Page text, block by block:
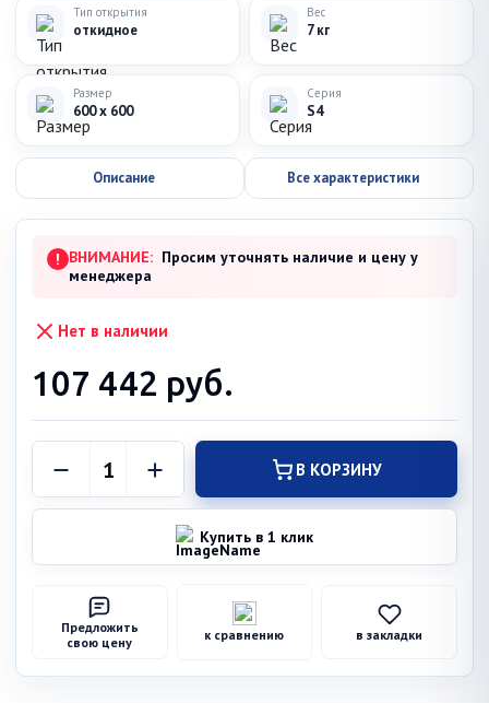
Тип открытия
откидное
Вес
7 кг
Размер
600 x 600
Серия
S4
Описание Все характеристики
! ВНИМАНИЕ: Просим уточнять наличие и цену у
менеджера
Нет в наличии
107 442 руб.
В КОРЗИНУ
Купить в 1 клик
Предложить
свою цену
к сравнению в закладки